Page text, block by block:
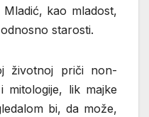
kao mladost,
starosti.
životnoj priči non-
mitologije, lik majke
bi, da može,